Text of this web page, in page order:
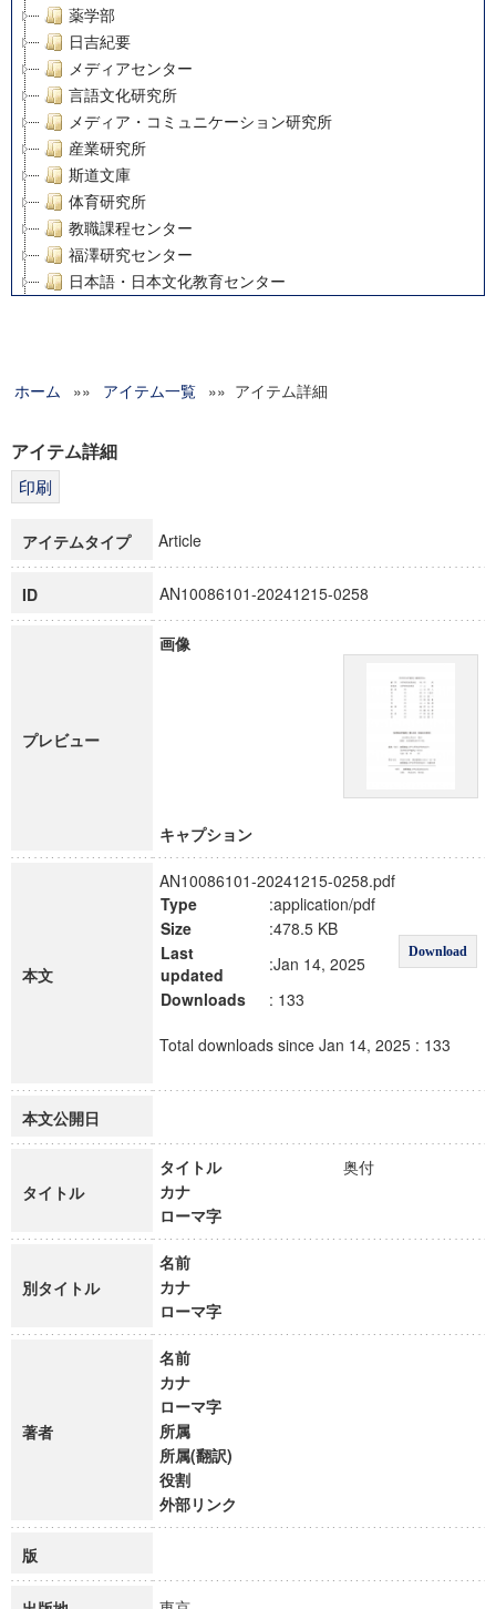
薬学部
日吉紀要
メディアセンター
言語文化研究所
メディア・コミュニケーション研究所
産業研究所
斯道文庫
体育研究所
教職課程センター
福澤研究センター
日本語・日本文化教育センター
グローバルリサーチインスティテュート
科学研究費補助金研究成果報告書
博士課程教育リーディングプログラム「超成熟社会発展のサ
ホーム »» アイテム一覧 »» アイテム詳細
アイテム詳細
アイテムタイプ Article
ID AN10086101-20241215-0258
プレビュー
画像
キャプション
本文
AN10086101-20241215-0258.pdf
Type
:application/pdf
Download
Size
:478.5 KB
Last
updated
:Jan 14, 2025
Downloads
: 133
Total downloads since Jan 14, 2025 : 133
本文公開日
タイトル
タイトル
奥付
カナ
ローマ字
別タイトル
名前
カナ
ローマ字
著者
名前
カナ
ローマ字
所属
所属(翻訳)
役割
外部リンク
版